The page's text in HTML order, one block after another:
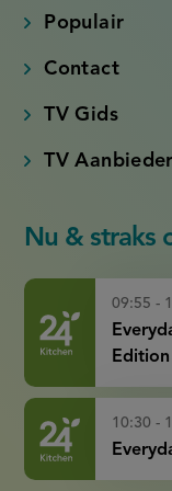
Populair
Contact
TV Gids
TV
Nu & straks
09:55 -
Edition
10:30 -